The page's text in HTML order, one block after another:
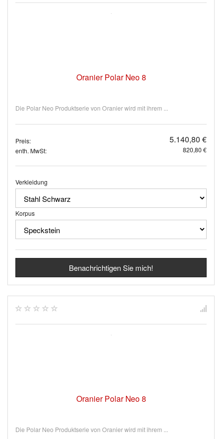
Oranier Polar Neo 8
Die Polar Neo Produktserie von Oranier wird mit ihrem ...
Preis: 5.140,80 €
enth. MwSt: 820,80 €
Verkleidung
Korpus
Benachrichtigen Sie mich!
Oranier Polar Neo 8
Die Polar Neo Produktserie von Oranier wird mit ihrem ...